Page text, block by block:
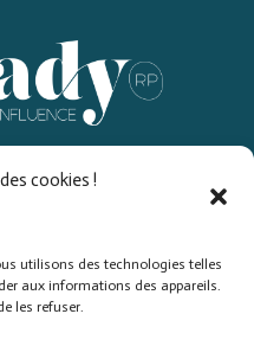
cookies !
utilisons des technologies telles
aux informations des appareils.
les refuser.